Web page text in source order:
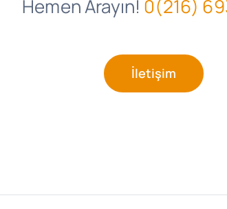
Hemen Arayın! 0(216)
İletişim